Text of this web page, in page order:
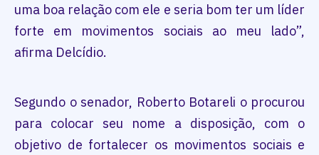
uma boa relação com ele e seria bom ter um líder
forte em movimentos sociais ao meu lado”,
afirma Delcídio.
Segundo o senador, Roberto Botareli o procurou
para colocar seu nome a disposição, com o
objetivo de fortalecer os movimentos sociais e